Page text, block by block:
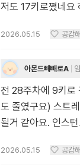
저도 17키로쪘네요
2026.05.15 공감
아몬드빼빼로A
전 28주차에 9키로
도 줄였구요) 스트
될거 같아요. 인스
2026.05.15 공감